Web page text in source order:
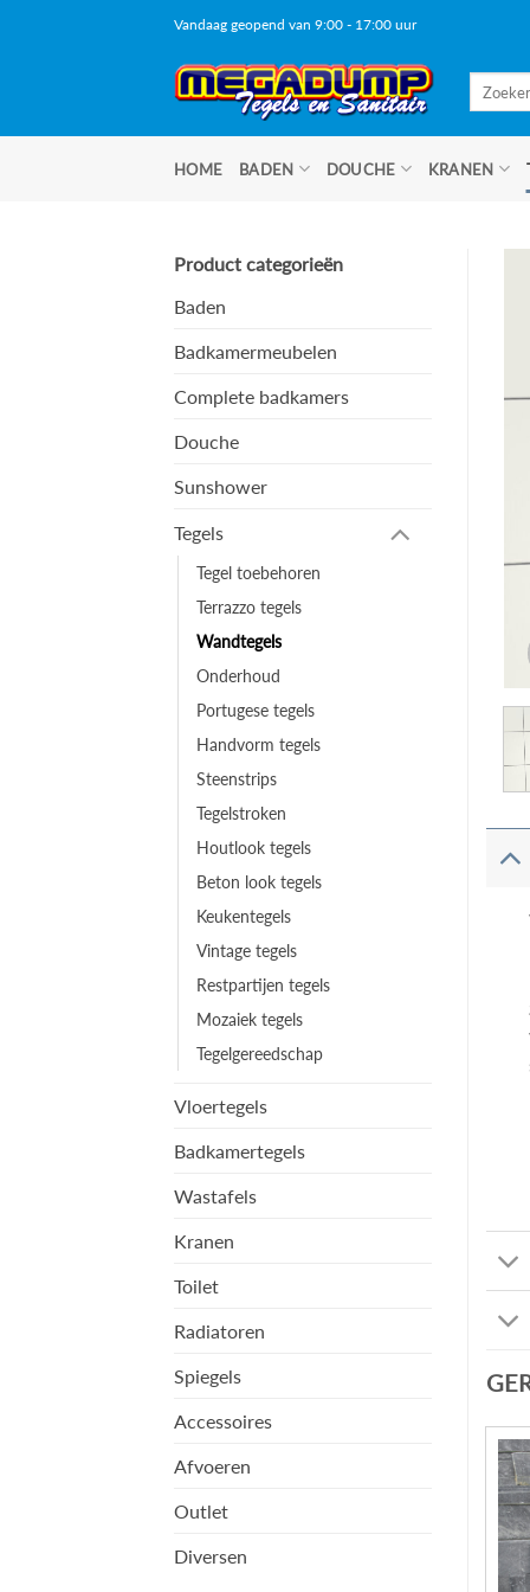
Vandaag geopend van 9:00 - 17:00 uur
HOME BADEN DOUCHE KRANEN
Product categorieën
Baden
Badkamermeubelen
Complete badkamers
Douche
Sunshower
Tegels
Tegel toebehoren
Terrazzo tegels
Wandtegels
Onderhoud
Portugese tegels
Handvorm tegels
Steenstrips
Tegelstroken
Houtlook tegels
Beton look tegels
Keukentegels
Vintage tegels
Restpartijen tegels
Mozaiek tegels
Tegelgereedschap
Vloertegels
Badkamertegels
Wastafels
Kranen
Toilet
Radiatoren
Spiegels
Accessoires
Afvoeren
Outlet
Diversen